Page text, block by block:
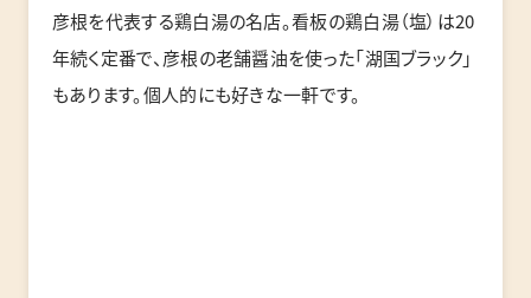
彦根を代表する鶏白湯の名店。看板の鶏白湯（塩）は20
年続く定番で、彦根の老舗醤油を使った「湖国ブラック」
もあります。個人的にも好きな一軒です。